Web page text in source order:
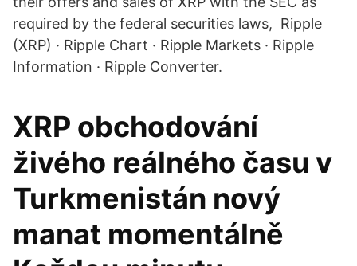
required by the federal securities laws, Ripple
(XRP) · Ripple Chart · Ripple Markets · Ripple
Information · Ripple Converter.
XRP obchodování
živého reálného času v
Turkmenistán nový
manat momentálně